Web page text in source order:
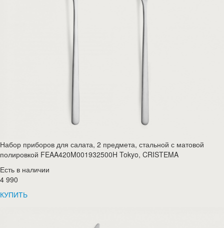
Набор приборов для салата, 2 предмета, стальной с матовой
полировкой FEAA420M001932500H Tokyo, CRISTEMA
Есть в наличии
4 990
КУПИТЬ